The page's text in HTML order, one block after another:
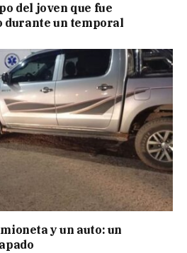
del joven que fue
un temporal
y un auto: un